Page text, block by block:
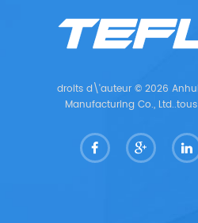
droits d\'auteur © 2026
Manufacturing Co.,